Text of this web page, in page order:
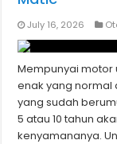
July 16, 2026
Mempunyai motor
enak yang normal
yang sudah
5 atau 10 tahun
kenyamananya.